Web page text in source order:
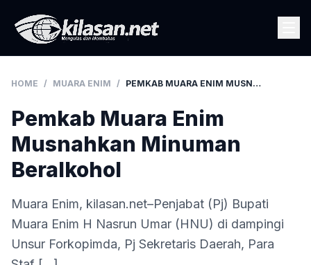
HOME / MUARA ENIM / PEMKAB MUARA ENIM MUSNAHKAN MINUMAN BERALKOHOL
Pemkab Muara Enim
Musnahkan Minuman
Beralkohol
Muara Enim, kilasan.net–Penjabat (Pj) Bupati
Muara Enim H Nasrun Umar (HNU) di dampingi
Unsur Forkopimda, Pj Sekretaris Daerah, Para